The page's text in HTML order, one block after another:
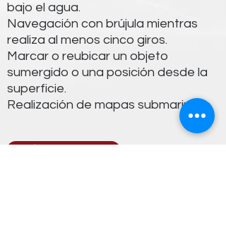
bajo el agua.
Navegación con brújula mientras
realiza al menos cinco giros.
Marcar o reubicar un objeto
sumergido o una posición desde la
superficie.
Realización de mapas submarinos.
¡Enlístate ahora!